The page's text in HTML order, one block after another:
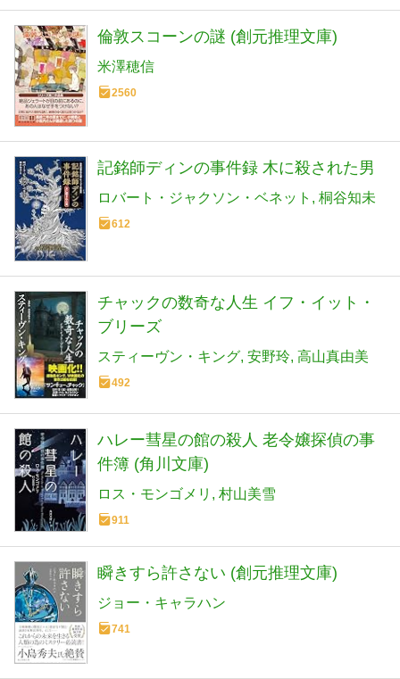
倫敦スコーンの謎 (創元推理文庫)
米澤穂信
2560
記銘師ディンの事件録 木に殺された男
ロバート・ジャクソン・ベネット 桐谷知未
612
チャックの数奇な人生 イフ・イット・
ブリーズ
スティーヴン・キング 安野玲 高山真由美
492
ハレー彗星の館の殺人 老令嬢探偵の事
件簿 (角川文庫)
ロス・モンゴメリ 村山美雪
911
瞬きすら許さない (創元推理文庫)
ジョー・キャラハン
741